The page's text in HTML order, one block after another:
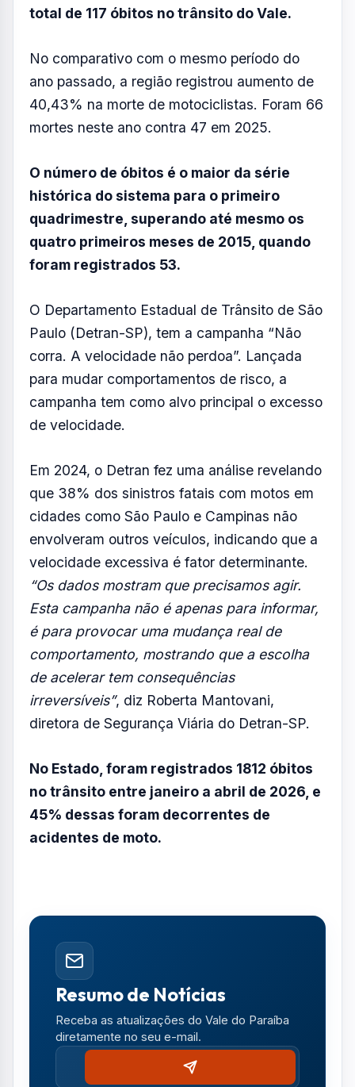
total de 117 óbitos no trânsito do Vale.
No comparativo com o mesmo período do
ano passado, a região registrou aumento de
40,43% na morte de motociclistas. Foram 66
mortes neste ano contra 47 em 2025.
O número de óbitos é o maior da série
histórica do sistema para o primeiro
quadrimestre, superando até mesmo os
quatro primeiros meses de 2015, quando
foram registrados 53.
O Departamento Estadual de Trânsito de São
Paulo (Detran-SP), tem a campanha “Não
corra. A velocidade não perdoa”. Lançada
para mudar comportamentos de risco, a
campanha tem como alvo principal o excesso
de velocidade.
Em 2024, o Detran fez uma análise revelando
que 38% dos sinistros fatais com motos em
cidades como São Paulo e Campinas não
envolveram outros veículos, indicando que a
velocidade excessiva é fator determinante.
“Os dados mostram que precisamos agir.
Esta campanha não é apenas para informar,
é para provocar uma mudança real de
comportamento, mostrando que a escolha
de acelerar tem consequências
irreversíveis”, diz Roberta Mantovani,
diretora de Segurança Viária do Detran-SP.
No Estado, foram registrados 1812 óbitos
no trânsito entre janeiro a abril de 2026, e
45% dessas foram decorrentes de
acidentes de moto.
Resumo de Notícias
Receba as atualizações do Vale do Paraíba
diretamente no seu e-mail.